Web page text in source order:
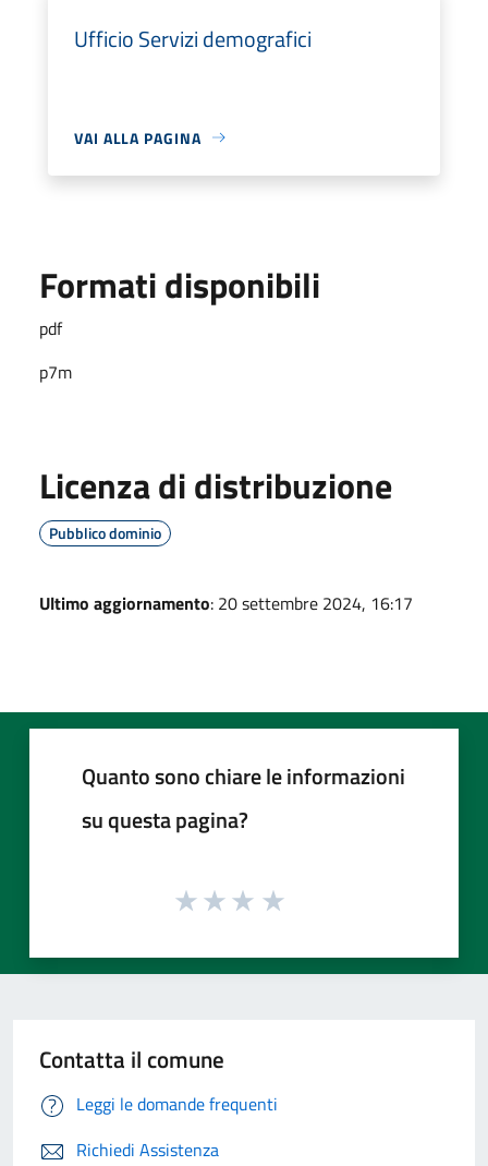
Ufficio Servizi demografici
VAI ALLA PAGINA
Formati disponibili
pdf
p7m
Licenza di distribuzione
Pubblico dominio
Ultimo aggiornamento: 20 settembre 2024, 16:17
Quanto sono chiare le informazioni
su questa pagina?
Contatta il comune
Leggi le domande frequenti
Richiedi Assistenza